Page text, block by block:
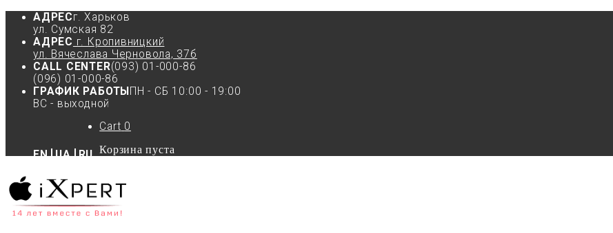
АДРЕСг. Харьков
ул. Сумская 82
АДРЕС г. Кропивницкий
ул. Вячеслава Черновола, 37б
CALL CENTER(093) 01-000-86
(096) 01-000-86
ГРАФИК РАБОТЫ ПН - СБ 10:00 - 19:00
ВС - выходной
EN UA RU
Cart 0
Корзина пуста